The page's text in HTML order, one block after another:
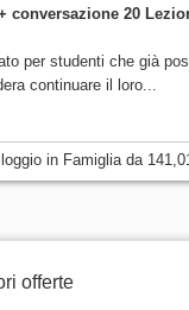
conversazione 20
per studenti che già
continuare il loro...
in Famigliada
offerte